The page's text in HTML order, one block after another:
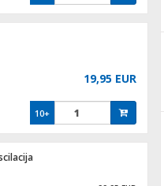
19,95 EUR
10+
grijalica,infra-red
W
199,95
189,95
289,95
FKIR 700 W
-6%
149,25